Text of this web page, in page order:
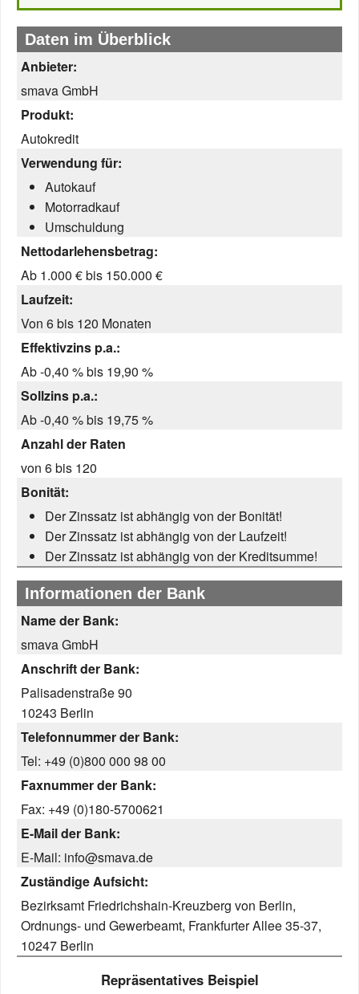
Daten im Überblick
Anbieter:
smava GmbH
Produkt:
Autokredit
Verwendung für:
Autokauf
Motorradkauf
Umschuldung
Nettodarlehensbetrag:
Ab 1.000 € bis 150.000 €
Laufzeit:
Von 6 bis 120 Monaten
Effektivzins p.a.:
Ab -0,40 % bis 19,90 %
Sollzins p.a.:
Ab -0,40 % bis 19,75 %
Anzahl der Raten
von 6 bis 120
Bonität:
Der Zinssatz ist abhängig von der Bonität!
Der Zinssatz ist abhängig von der Laufzeit!
Der Zinssatz ist abhängig von der Kreditsumme!
Informationen der Bank
Name der Bank:
smava GmbH
Anschrift der Bank:
Palisadenstraße 90
10243 Berlin
Telefonnummer der Bank:
Tel: +49 (0)800 000 98 00
Faxnummer der Bank:
Fax: +49 (0)180-5700621
E-Mail der Bank:
E-Mail: info@smava.de
Zuständige Aufsicht:
Bezirksamt Friedrichshain-Kreuzberg von Berlin,
Ordnungs- und Gewerbeamt, Frankfurter Allee 35-37,
10247 Berlin
Repräsentatives Beispiel